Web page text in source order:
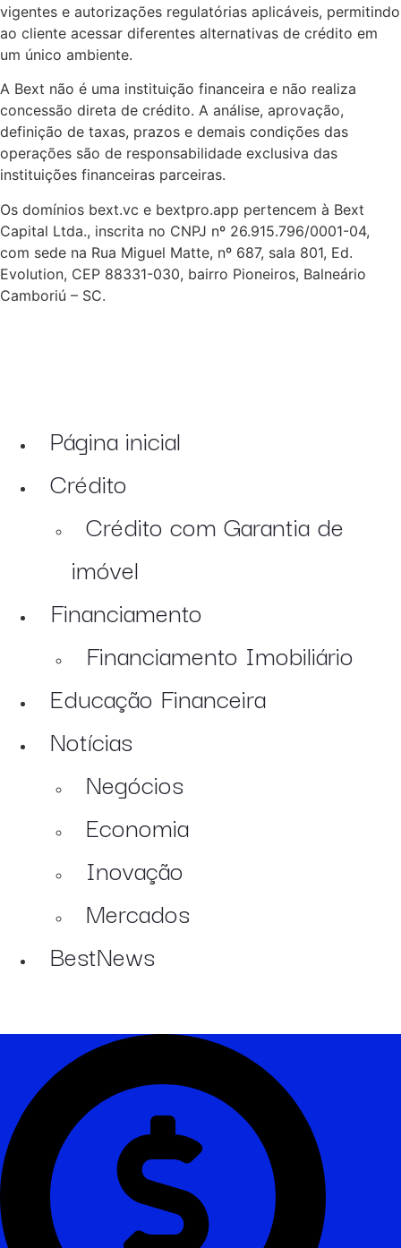
vigentes e autorizações regulatórias aplicáveis, permitindo
ao cliente acessar diferentes alternativas de crédito em
um único ambiente.
A Bext não é uma instituição financeira e não realiza
concessão direta de crédito. A análise, aprovação,
definição de taxas, prazos e demais condições das
operações são de responsabilidade exclusiva das
instituições financeiras parceiras.
Os domínios bext.vc e bextpro.app pertencem à Bext
Capital Ltda., inscrita no CNPJ nº 26.915.796/0001-04,
com sede na Rua Miguel Matte, nº 687, sala 801, Ed.
Evolution, CEP 88331-030, bairro Pioneiros, Balneário
Camboriú – SC.
Página inicial
Crédito
Crédito com Garantia de
imóvel
Financiamento
Financiamento Imobiliário
Educação Financeira
Notícias
Negócios
Economia
Inovação
Mercados
BestNews